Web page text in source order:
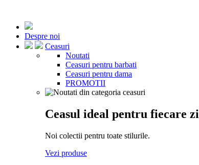
Despre noi
Ceasuri
Noutati
Ceasuri pentru barbati
Ceasuri pentru dama
PROMOTII
Ceasul ideal pentru fiecare zi
Noi colectii pentru toate stilurile.
Vezi produse